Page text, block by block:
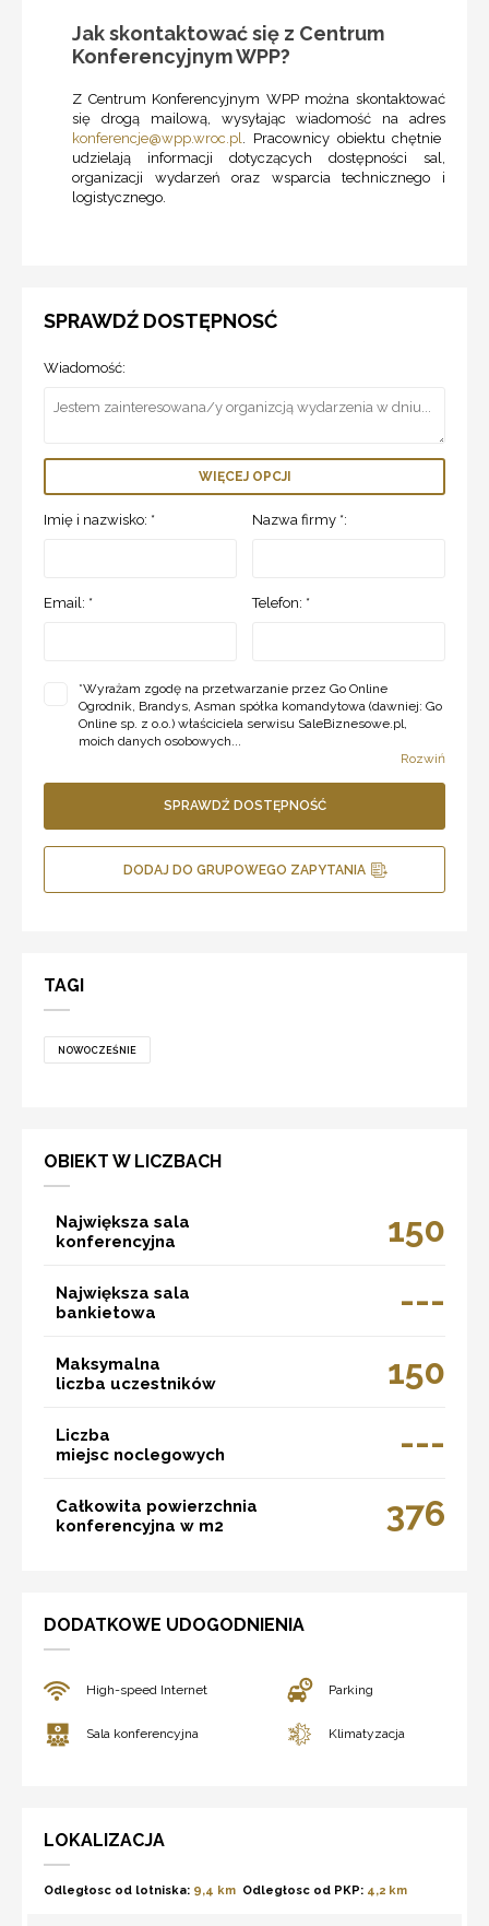
Jak skontaktować się z Centrum
Konferencyjnym WPP?
Z Centrum Konferencyjnym WPP można skontaktować
się drogą mailową, wysyłając wiadomość na adres
konferencje@wpp.wroc.pl
. Pracownicy obiektu chętnie
udzielają informacji dotyczących dostępności sal,
organizacji wydarzeń oraz wsparcia technicznego i
logistycznego.
SPRAWDŹ DOSTĘPNOSĆ
Wiadomość:
WIĘCEJ OPCJI
Imię i nazwisko: * Nazwa firmy *:
Email: * Telefon: *
*Wyrażam zgodę na przetwarzanie przez Go Online
Ogrodnik, Brandys, Asman spółka komandytowa (dawniej: Go
Online sp. z o.o.) właściciela serwisu SaleBiznesowe.pl,
moich danych osobowych...
Rozwiń
SPRAWDŹ DOSTĘPNOŚĆ
DODAJ DO GRUPOWEGO ZAPYTANIA
TAGI
NOWOCZEŚNIE
OBIEKT W LICZBACH
Największa sala
konferencyjna
150
Największa sala
bankietowa
---
Maksymalna
liczba uczestników
150
Liczba
miejsc noclegowych
---
Całkowita powierzchnia
konferencyjna w m2
376
DODATKOWE UDOGODNIENIA
High-speed Internet Parking
Sala konferencyjna Klimatyzacja
LOKALIZACJA
Odległosc od lotniska: 9,4 km Odległosc od PKP: 4,2 km